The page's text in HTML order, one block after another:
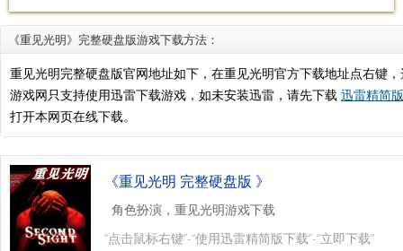
《重见光明》完整硬盘版游戏下载方法：
重见光明完整硬盘版官网地址如下，在重见光明官方下载地址点右键
游戏网只支持使用迅雷下载游戏，如未安装迅雷，请先下载 迅雷精简
打开本网页在线下载。
《重见光明 完整硬盘版 》
角色扮演，重见光明游戏下载
“点击鼠标右键”-“使用迅雷精简版下载”-“立即下载”